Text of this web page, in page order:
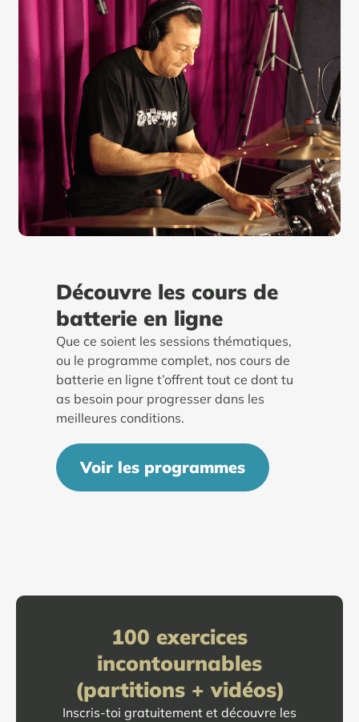
Découvre les cours de
batterie en ligne
Que ce soient les sessions thématiques,
ou le programme complet, nos cours de
batterie en ligne t’offrent tout ce dont tu
as besoin pour progresser dans les
meilleures conditions.
Voir les programmes
100 exercices
incontournables
(partitions + vidéos)
Inscris-toi gratuitement et découvre les